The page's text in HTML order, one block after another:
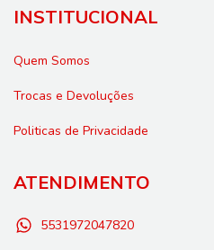
INSTITUCIONAL
Quem Somos
Trocas e Devoluções
Politicas de Privacidade
ATENDIMENTO
5531972047820